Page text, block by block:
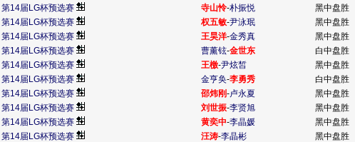
第14届LG杯预选赛 寺山怜-朴振悦 黑中盘胜
第14届LG杯预选赛 权五敏-尹泳珉 黑中盘胜
第14届LG杯预选赛 王昊洋-金秀真 黑中盘胜
第14届LG杯预选赛 曹薰铉-金世东 白中盘胜
第14届LG杯预选赛 王檄-尹炫皙 黑中盘胜
第14届LG杯预选赛 金亨奂-李勇秀 白中盘胜
第14届LG杯预选赛 邵炜刚-卢永夏 黑中盘胜
第14届LG杯预选赛 刘世振-李贤旭 黑中盘胜
第14届LG杯预选赛 黄奕中-李晶媛 黑中盘胜
第14届LG杯预选赛 汪涛-李晶彬 黑中盘胜